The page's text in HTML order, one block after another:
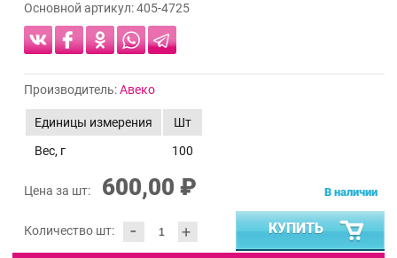
Основной артикул:405-4725
Производитель:Авеко
Единицы измерения
Шт
Вес, г
100
Цена за шт: 600,00 ₽
Количество шт: - +
В наличии
КУПИТЬ